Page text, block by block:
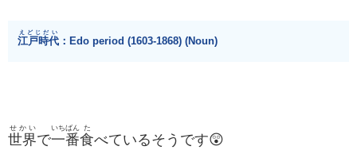
江戸時代
えどじだい
：Edo period (1603-1868)​ (Noun)
世界
せかい
で一番
いちばん
食
た
べているそうです😲